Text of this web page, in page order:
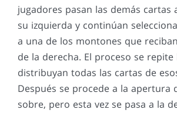
jugadores pasan las demás cartas
su izquierda y continúan
a una de los montones que
de la derecha. El proceso se
distribuyan todas las cartas de
Después se procede a la apertura
sobre, pero esta vez se pasa a la